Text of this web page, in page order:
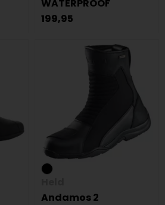
WATERPROOF
199,95
Andamos 2